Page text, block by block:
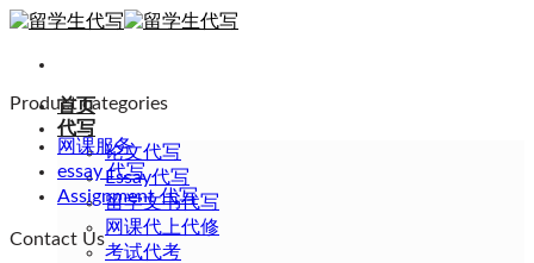
Skip
content
首页
代写
论文代写
Essay代写
留学文书代写
网课代上代修
考试代考
Product categories
网课服务
essay 代写
Assignment 代写
Contact Us